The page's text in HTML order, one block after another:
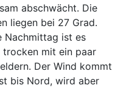
abschwächt. Die
liegen bei 27 Grad.
Nachmittag ist es
trocken mit ein paar
Der Wind kommt
bis Nord, wird aber